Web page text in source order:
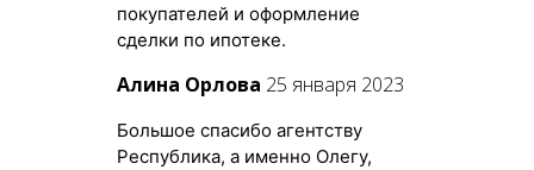
покупателей и оформление
сделки по ипотеке.
Алина Орлова 25 января 2023
Большое спасибо агентству
Республика, а именно Олегу,